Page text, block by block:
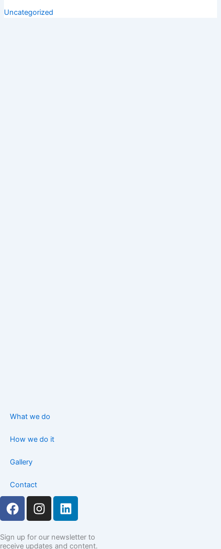
Uncategorized
What we do
How we do it
Gallery
Contact
F
a
e
I
n
t
L
i
k
Sign up for our newsletter to
receive updates and content.